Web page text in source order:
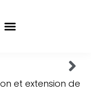
et extension de